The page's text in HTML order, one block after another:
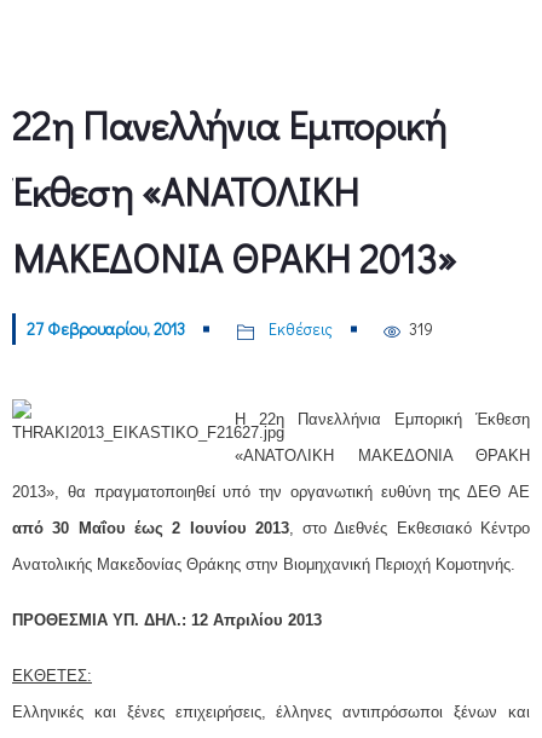
22η Πανελλήνια Εμπορική
Έκθεση «ΑΝΑΤΟΛΙΚΗ
ΜΑΚΕΔΟΝΙΑ ΘΡΑΚΗ 2013»
27 Φεβρουαρίου, 2013 Εκθέσεις 319
H 22η Πανελλήνια Εμπορική Έκθεση
«ΑΝΑΤΟΛΙΚΗ ΜΑΚΕΔΟΝΙΑ ΘΡΑΚΗ
2013», θα πραγματοποιηθεί υπό την οργανωτική ευθύνη της ΔΕΘ ΑΕ
από 30 Μαΐου έως 2 Ιουνίου 2013, στο Διεθνές Εκθεσιακό Κέντρο
Ανατολικής Μακεδονίας Θράκης στην Βιομηχανική Περιοχή Κομοτηνής.
ΠΡΟΘΕΣΜΙΑ ΥΠ. ΔΗΛ.: 12 Απριλίου 2013
ΕΚΘΕΤΕΣ:
Ελληνικές και ξένες επιχειρήσεις, έλληνες αντιπρόσωποι ξένων και